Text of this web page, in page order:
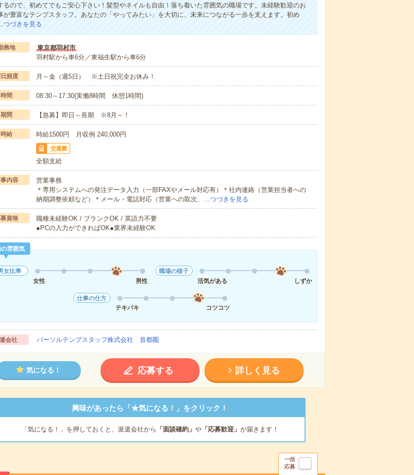
るので、初めてでもご安心下さい！髪型やネイルも自由！落ち着いた雰囲気の職場です。未経験歓迎のお
が豊富なテンプスタッフ。あなたの「やってみたい」を大切に、未来につながる一歩を支えます。初め
つづきを見る
務地
東京都羽村市
羽村駅から車6分／東福生駅から車6分
頻度 月～金（週5日） ※土日祝完全お休み！
時間 08:30～17:30(実働8時間 休憩1時間)
期間 【急募】即日～長期 ※8月～！
時給 時給1500円 月収例 240,000円
交通費
全額支給
内容
営業事務
＊専用システムへの発注データ入力（一部FAXやメール対応有）＊社内連絡（営業担当者への
納期調整依頼など）＊メール・電話対応（営業への取次、…つづきを見る
資格
職種未経験OK / ブランクOK / 英語力不要
●PCの入力ができればOK●業界未経験OK
雰囲気
女比率
女性
男性
職場の様子
活気がある
しずか
仕事の仕方
テキパキ
コツコツ
会社 パーソルテンプスタッフ株式会社 首都圏
気になる！ 応募する 詳しく見る
興味があったら「★気になる！」をクリック！
「気になる！」を押しておくと、派遣会社から 「面談確約」 や「応募歓迎」 が届きます！
一括
応募